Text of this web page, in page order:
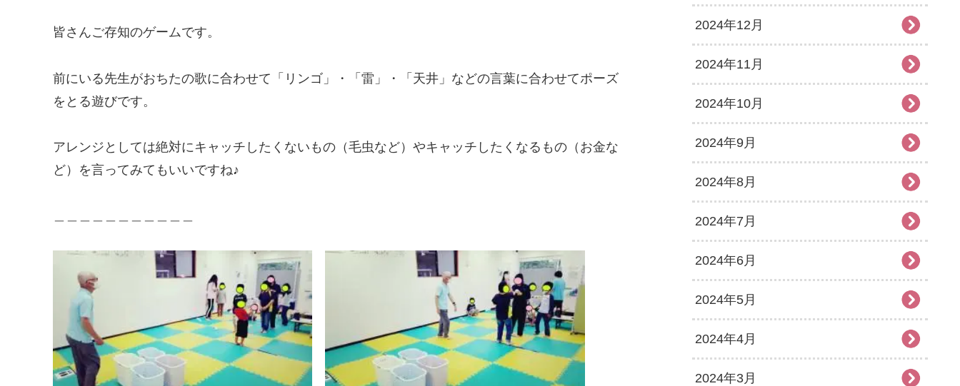
皆さんご存知のゲームです。
前にいる先生がおちたの歌に合わせて「リンゴ」・「雷」・「天井」などの言葉に合わせてポーズ
をとる遊びです。
アレンジとしては絶対にキャッチしたくないもの（毛虫など）やキャッチしたくなるもの（お金な
ど）を言ってみてもいいですね♪
2024年12月
2024年11月
2024年10月
2024年9月
2024年8月
2024年7月
2024年6月
2024年5月
2024年4月
2024年3月